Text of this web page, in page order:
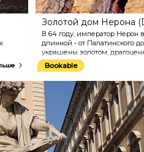
Золотой дом Нерона
В 64 году, император Нерон
длинной - от Палатинского
украшены золотом,
элементами декора. После
под землей, чтобы стереть
тиране. Он был вновь
посетители имеют
комнат дворца.
Bookable